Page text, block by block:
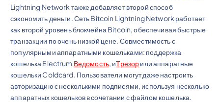
Lightning Network также добавляет второй способ
сэкономить деньги. Сеть Bitcoin Lightning Network работает
как второй уровень блокчейна Bitcoin, обеспечивая быстрые
транзакции по очень низкой цене. Совместимость с
популярными аппаратными кошельками: поддержка
кошелька Electrum Ведомость, иТрезорили аппаратные
кошельки Coldcard. Пользователи могут даже настроить
авторизацию с несколькими подписями, используя несколько
аппаратных кошельков в сочетании с файлом кошелька.